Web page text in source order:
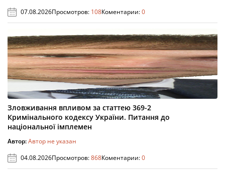
07.08.2026Просмотров: 108Коментарии:0
Зловживання впливом за статтею 369-2
Кримінального кодексу України. Питання до
національної імплемен
Автор:Автор не указан
04.08.2026Просмотров:868Коментарии:0